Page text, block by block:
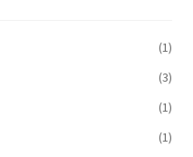
(1)
(3)
(1)
(1)